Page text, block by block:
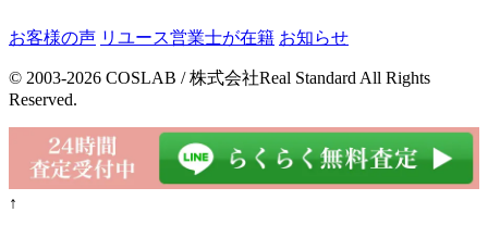
お客様の声 リユース営業士が在籍 お知らせ
© 2003-2026 COSLAB / 株式会社Real Standard All Rights
Reserved.
↑